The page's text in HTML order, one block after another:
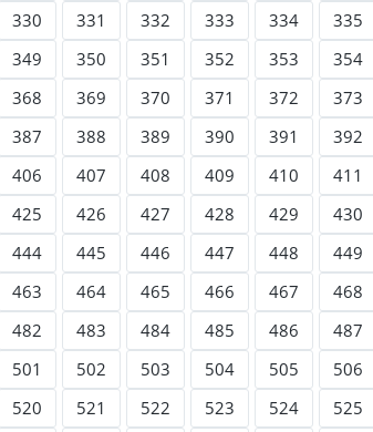
330 331 332 333 334 335
349 350 351 352 353 354
368 369 370 371 372 373
387 388 389 390 391 392
406 407 408 409 410 411
425 426 427 428 429 430
444 445 446 447 448 449
463 464 465 466 467 468
482 483 484 485 486 487
501 502 503 504 505 506
520 521 522 523 524 525